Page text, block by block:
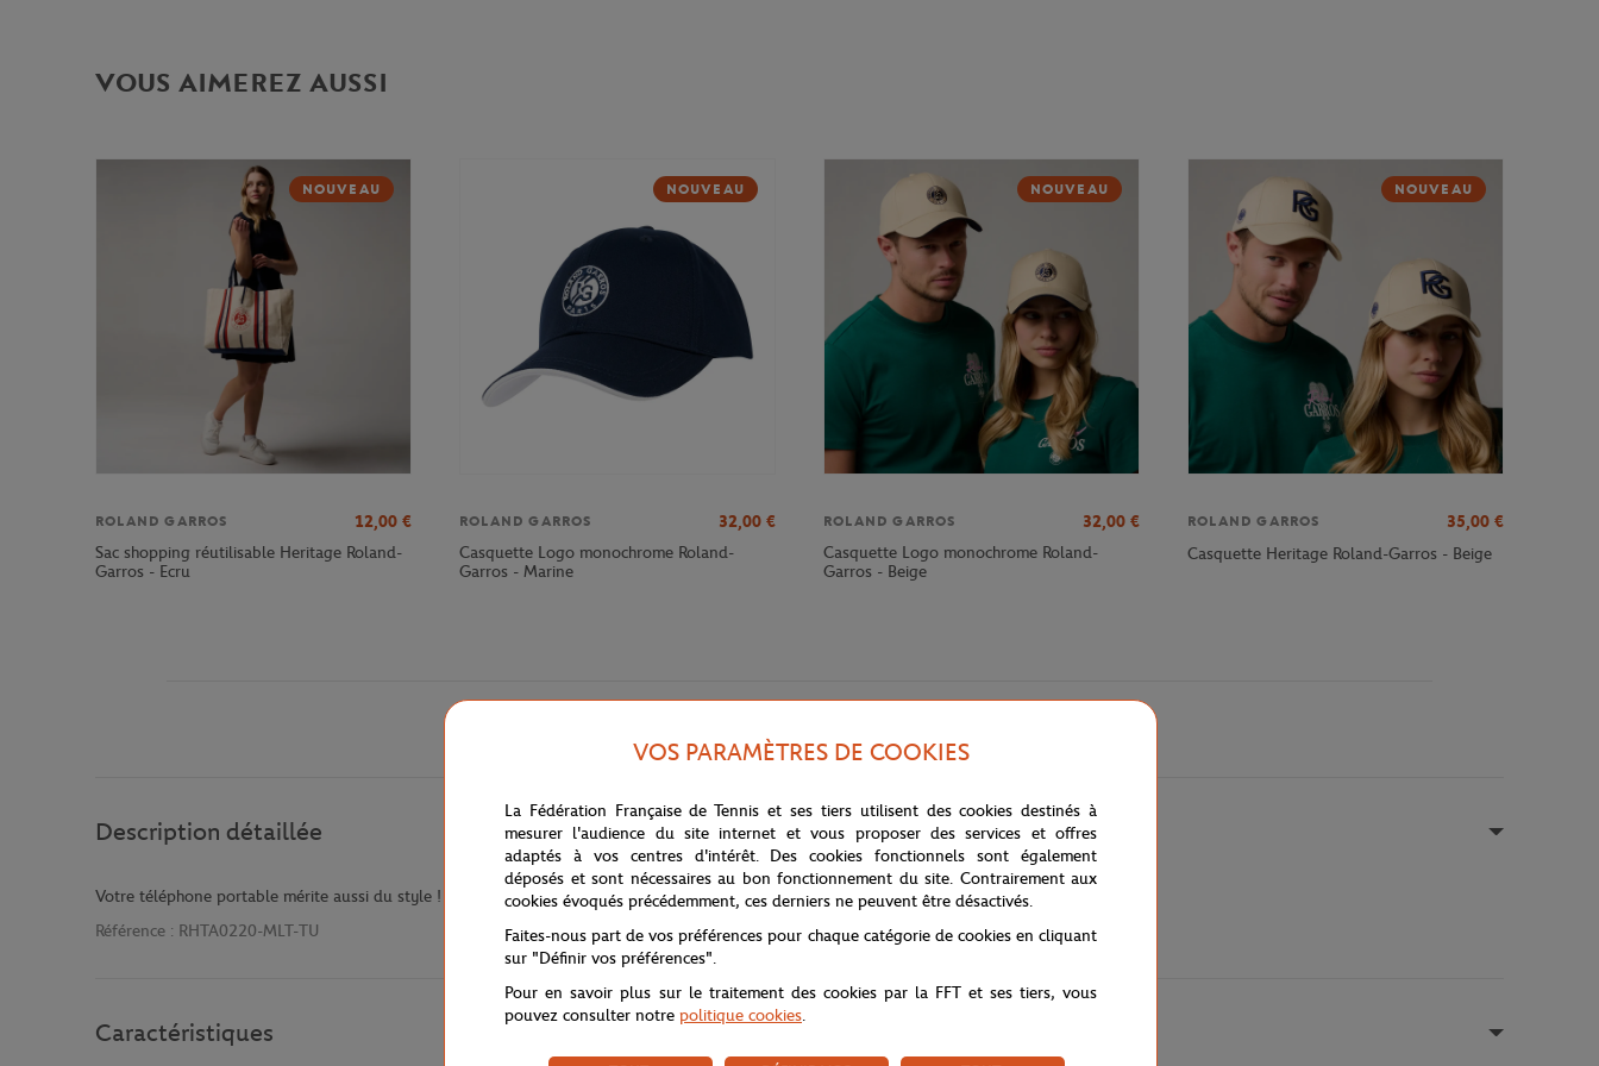
VOUS AIMEREZ AUSSI
NOUVEAU
ROLAND GARROS 12,00 €
Sac shopping réutilisable Heritage Roland-
Garros - Ecru
NOUVEAU
ROLAND GARROS 32,00 €
Casquette Logo monochrome Roland-
Garros - Marine
NOUVEAU
ROLAND GARROS 32,00 €
Casquette Logo monochrome Roland-
Garros - Beige
NOUVEAU
ROLAND GARROS 35,00 €
Casquette Heritage Roland-Garros - Beige
Description détaillée
Votre téléphone portable mérite aussi du style ! Protégez-le avec cette coque de la collection Color Block adaptée aux iPhone 6, 6S, 7 et 8.
Référence : RHTA0220-MLT-TU
Caractéristiques
VOS PARAMÈTRES DE COOKIES
La Fédération Française de Tennis et ses tiers utilisent des cookies destinés à
mesurer l'audience du site internet et vous proposer des services et offres
adaptés à vos centres d'intérêt. Des cookies fonctionnels sont également
déposés et sont nécessaires au bon fonctionnement du site. Contrairement aux
cookies évoqués précédemment, ces derniers ne peuvent être désactivés.
Faites-nous part de vos préférences pour chaque catégorie de cookies en cliquant
sur "Définir vos préférences".
Pour en savoir plus sur le traitement des cookies par la FFT et ses tiers, vous
pouvez consulter notre politique cookies.